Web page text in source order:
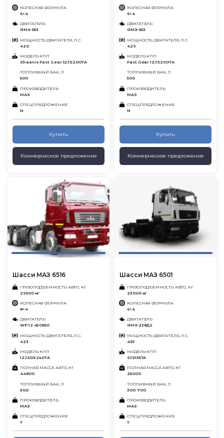
КОЛЕСНАЯ ФОРМУЛА
6×4
ДВИГАТЕЛЬ
ЯМЗ-653
МОЩНОСТЬ ДВИГАТЕЛЯ, Л.С.
420
МОДЕЛЬ КПП
Shaanix Fast Gear 12JS200TA
ТОПЛИВНЫЙ БАК, Л
500
ПРОИЗВОДИТЕЛЬ
МАЗ
СПЕЦПРЕДЛОЖЕНИЕ
N
Купить
Коммерческое предложение
КОЛЕСНАЯ ФОРМУЛА
6×4
ДВИГАТЕЛЬ
ЯМЗ-653
МОЩНОСТЬ ДВИГАТЕЛЯ, Л.С.
429
МОДЕЛЬ КПП
Fast Gear 12JS200TA
ТОПЛИВНЫЙ БАК, Л
500
ПРОИЗВОДИТЕЛЬ
МАЗ
СПЕЦПРЕДЛОЖЕНИЕ
N
Купить
Коммерческое предложение
Шасси МАЗ 6516
ГРУЗОПОДЪЕМНОСТЬ АВТО, КГ
29900 кг
КОЛЕСНАЯ ФОРМУЛА
8×4
ДВИГАТЕЛЬ
WP 12.430Е50
МОЩНОСТЬ ДВИГАТЕЛЯ, Л.С.
423
МОДЕЛЬ КПП
12JSDX240TA
ПОЛНАЯ МАССА АВТО, КГ
44800
ТОПЛИВНЫЙ БАК, Л
300
ПРОИЗВОДИТЕЛЬ
МАЗ
СПЕЦПРЕДЛОЖЕНИЕ
Y
Шасси МАЗ 6501
ГРУЗОПОДЪЕМНОСТЬ АВТО, КГ
23000 кг
КОЛЕСНАЯ ФОРМУЛА
6×4
ДВИГАТЕЛЬ
ЯМЗ-238Д2
МОЩНОСТЬ ДВИГАТЕЛЯ, Л.С.
435
МОДЕЛЬ КПП
9JS135TA
ПОЛНАЯ МАССА АВТО, КГ
25000
ТОПЛИВНЫЙ БАК, Л
300-700
ПРОИЗВОДИТЕЛЬ
МАЗ
СПЕЦПРЕДЛОЖЕНИЕ
Y